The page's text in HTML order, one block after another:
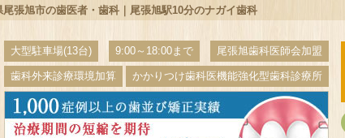
張旭市の歯医者・歯科｜尾張旭駅10分のナガイ歯科
大型駐車場(13台) 9:00～18:00まで 尾張旭歯科医師会加盟
歯科外来診療環境加算 かかりつけ歯科医機能強化型歯科診療所